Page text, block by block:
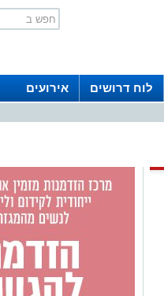
לוח דרושים אירועים